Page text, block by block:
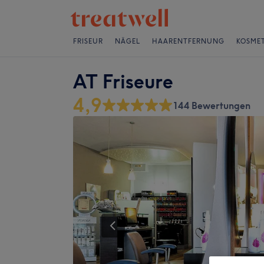
FRISEUR NÄGEL HAARENTFERNUNG
AT Friseure
4,9 144 Bewertungen